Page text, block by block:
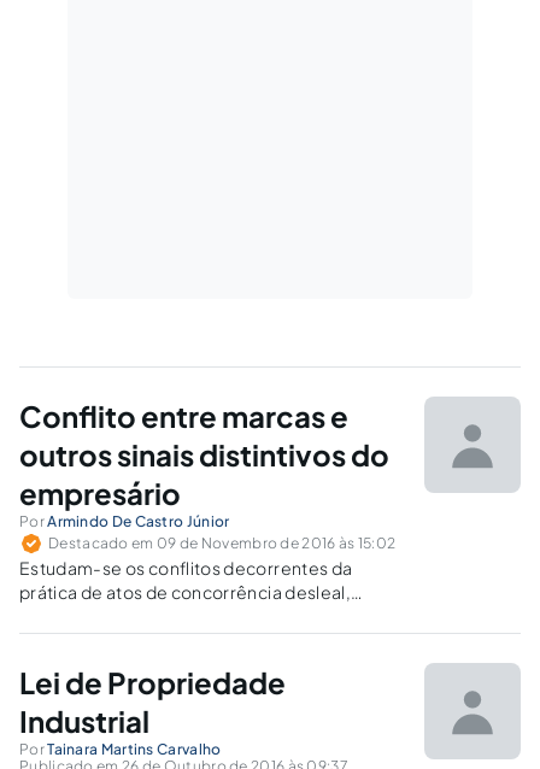
Conflito entre marcas e
outros sinais distintivos do
empresário
PorArmindo De Castro Júnior
Destacado em 09 de Novembro de 2016 às 15:02
Estudam-se os conflitos decorrentes da
prática de atos de concorrência desleal,
demais sinais distintivos do empresário.
Lei de Propriedade
Industrial
PorTainara Martins Carvalho